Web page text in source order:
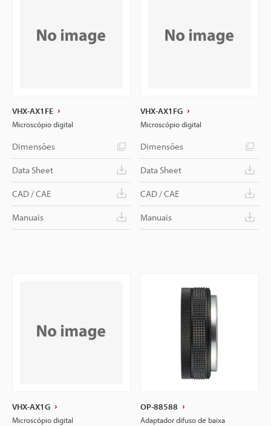
VHX-AX1FE
Microscópio digital
Dimensões
Data Sheet
CAD / CAE
Manuais
VHX-AX1FG
Microscópio digital
Dimensões
Data Sheet
CAD / CAE
Manuais
VHX-AX1G
Microscópio digital
OP-88588
Adaptador difuso de baixa